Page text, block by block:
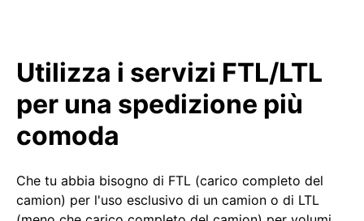
Utilizza i servizi FTL/LTL
per una spedizione più
comoda
Che tu abbia bisogno di FTL (carico completo del
camion) per l'uso esclusivo di un camion o di LTL